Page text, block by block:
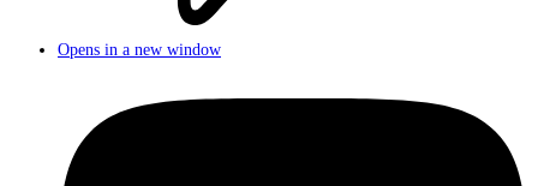
Opens in a new window